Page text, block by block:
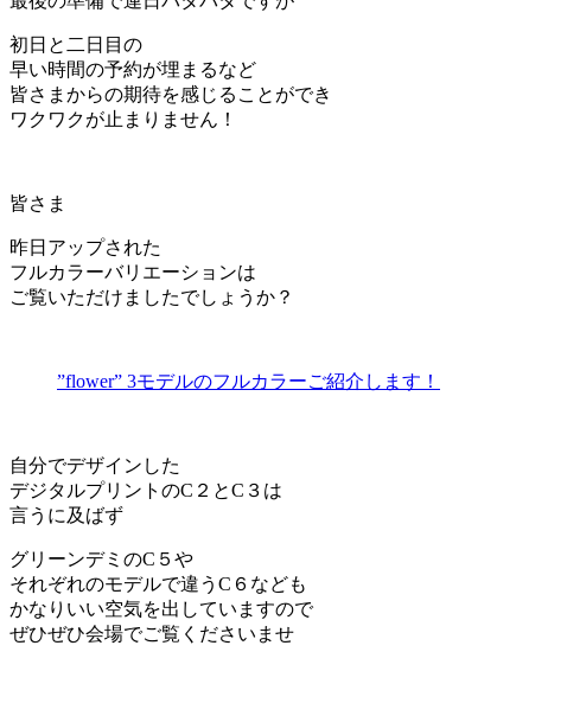
初日と二日目の
早い時間の予約が埋まるなど
皆さまからの期待を感じることができ
ワクワクが止まりません！
皆さま
昨日アップされた
フルカラーバリエーションは
ご覧いただけましたでしょうか？
”flower” 3モデルのフルカラーご紹介します！
自分でデザインした
デジタルプリントのC２とC３は
言うに及ばず
グリーンデミのC５や
それぞれのモデルで違うC６なども
かなりいい空気を出していますので
ぜひぜひ会場でご覧くださいませ